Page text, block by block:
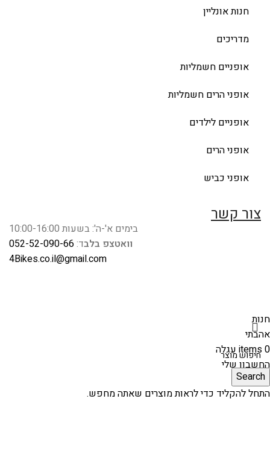
חנות אונליין
מדריכים
אופניים חשמליות
אופני הרים חשמליות
אופניים לילדים
אופני הרים
אופני כביש
צור קשר
בימים א'-ה': בשעות 10:00-16:00
וואטצפ בלבד:052-52-090-66
4Bikes.co.il@gmail.com
Search
התחל להקליד כדי לראות מוצרים שאתה מחפש.
חנות
אהבתי
0
itemsעגלה
החשבון שלי